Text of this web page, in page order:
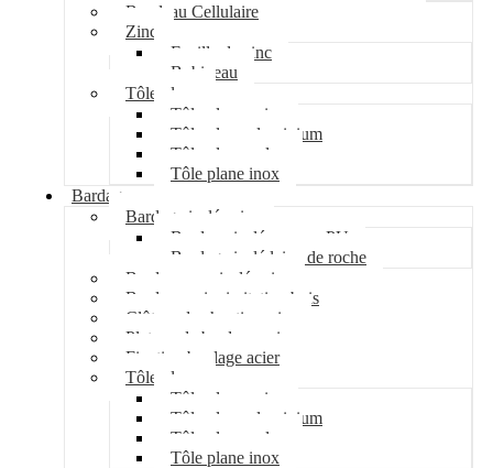
Bandeau Cellulaire
Zinc
Feuille de zinc
Bobineau
Tôle plane
Tôle plane acier
Tôle plane aluminium
Tôle plane galva
Tôle plane inox
Bardage
Bardage isolé acier
Bardage isolé mousse PU
Bardage isolé laine de roche
Bardage non isolé acier
Bardage acier imitation bois
Clôture de chantier acier
Plateau de bardage acier
Fixation bardage acier
Tôle plane
Tôle plane acier
Tôle plane aluminium
Tôle plane galva
Tôle plane inox